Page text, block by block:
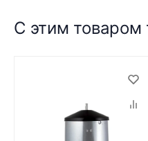
С этим товаром